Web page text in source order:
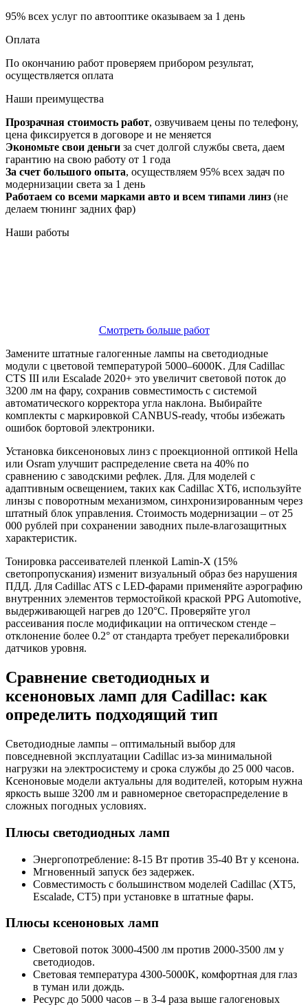
95% всех услуг по автооптике оказываем за 1 день
Оплата
По окончанию работ проверяем прибором результат,
осуществляется оплата
Наши преимущества
Прозрачная стоимость работ, озвучиваем цены по телефону,
цена фиксируется в договоре и не меняется
Экономьте свои деньги за счет долгой службы света, даем
гарантию на свою работу от 1 года
За счет большого опыта, осуществляем 95% всех задач по
модернизации света за 1 день
Работаем со всеми марками авто и всем типами линз (не
делаем тюнинг задних фар)
Наши работы
Смотреть больше работ
Замените штатные галогенные лампы на светодиодные
модули с цветовой температурой 5000–6000K. Для Cadillac
CTS III или Escalade 2020+ это увеличит световой поток до
3200 лм на фару, сохранив совместимость с системой
автоматического корректора угла наклона. Выбирайте
комплекты с маркировкой CANBUS-ready, чтобы избежать
ошибок бортовой электроники.
Установка биксеноновых линз с проекционной оптикой Hella
или Osram улучшит распределение света на 40% по
сравнению с заводскими рефлек. Для. Для моделей с
адаптивным освещением, таких как Cadillac XT6, используйте
линзы с поворотным механизмом, синхронизированным через
штатный блок управления. Стоимость модернизации – от 25
000 рублей при сохранении заводних пыле-влагозащитных
характеристик.
Тонировка рассеивателей пленкой Lamin-X (15%
светопропускания) изменит визуальный образ без нарушения
ПДД. Для Cadillac ATS с LED-фарами применяйте аэрографию
внутренних элементов термостойкой краской PPG Automotive,
выдерживающей нагрев до 120°C. Проверяйте угол
рассеивания после модификации на оптическом стенде –
отклонение более 0.2° от стандарта требует перекалибровки
датчиков уровня.
Сравнение светодиодных и
ксеноновых ламп для Cadillac: как
определить подходящий тип
Светодиодные лампы – оптимальный выбор для
повседневной эксплуатации Cadillac из-за минимальной
нагрузки на электросистему и срока службы до 25 000 часов.
Ксеноновые модели актуальны для водителей, которым нужна
яркость выше 3200 лм и равномерное светораспределение в
сложных погодных условиях.
Плюсы светодиодных ламп
Энергопотребление: 8-15 Вт против 35-40 Вт у ксенона.
Мгновенный запуск без задержек.
Совместимость с большинством моделей Cadillac (XT5,
Escalade, CT5) при установке в штатные фары.
Плюсы ксеноновых ламп
Световой поток 3000-4500 лм против 2000-3500 лм у
светодиодов.
Световая температура 4300-5000K, комфортная для глаз
в туман или дождь.
Ресурс до 5000 часов – в 3-4 раза выше галогеновых